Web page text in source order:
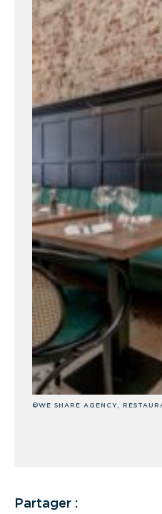
©WE SHARE AGENCY,
Partager :